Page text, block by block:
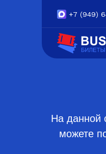
+7 (949)
На данной
можете